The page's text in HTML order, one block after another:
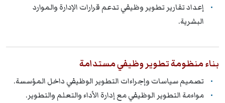
إعداد تقارير تطوير وظيفي تدعم قرارات الإدارة والموارد
البشرية.
بناء منظومة تطوير وظيفي مستدامة
تصميم سياسات وإجراءات التطوير الوظيفي داخل المؤسسة.
مواءمة التطوير الوظيفي مع إدارة الأداء والتعلم والتطوير.